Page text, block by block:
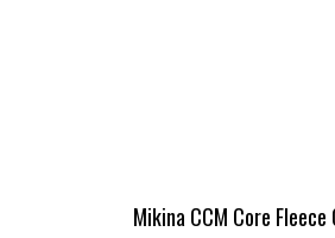
Mikina CCM Core Fleece